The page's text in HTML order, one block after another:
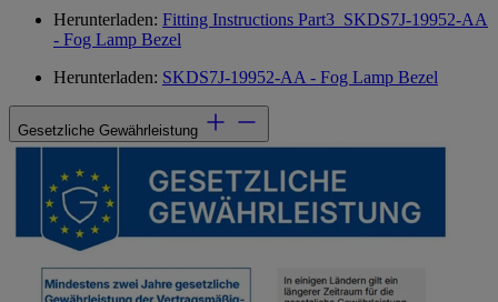
Herunterladen: Fitting Instructions Part3_SKDS7J-19952-AA
- Fog Lamp Bezel
Herunterladen: SKDS7J-19952-AA - Fog Lamp Bezel
Gesetzliche Gewährleistung